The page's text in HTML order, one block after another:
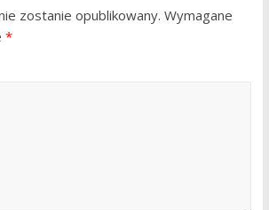
zostanie opublikowany. Wymagane
*